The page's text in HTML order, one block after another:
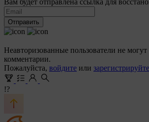
Вам будет отправлена ссылка для
Отправить
Неавторизованные пользователи не могут
комментарии.
Пожалуйста, войдите или
!?